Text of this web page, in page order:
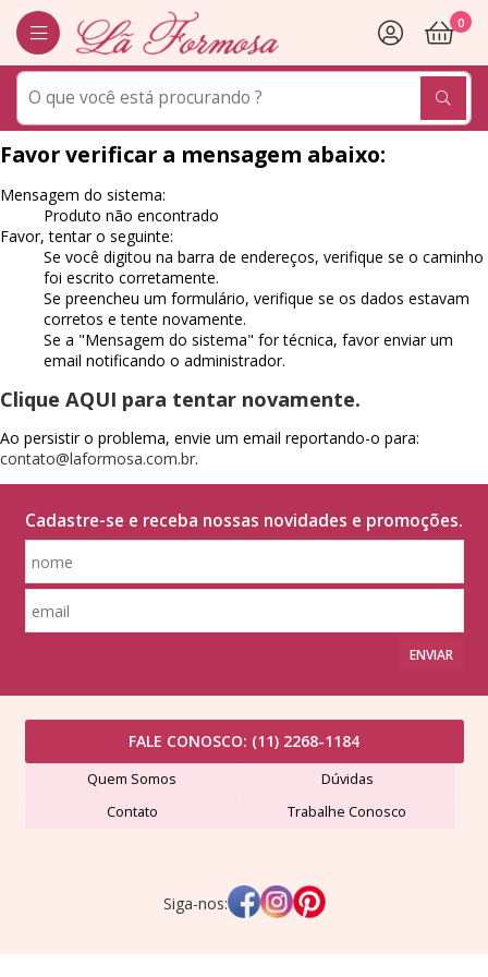
0
Favor verificar a mensagem abaixo:
Mensagem do sistema:
Produto não encontrado
Favor, tentar o seguinte:
Se você digitou na barra de endereços, verifique se o caminho
foi escrito corretamente.
Se preencheu um formulário, verifique se os dados estavam
corretos e tente novamente.
Se a "Mensagem do sistema" for técnica, favor enviar um
email notificando o administrador.
Clique AQUI para tentar novamente.
Ao persistir o problema, envie um email reportando-o para:
contato@laformosa.com.br.
Cadastre-se e receba nossas novidades e promoções.
ENVIAR
FALE CONOSCO: (11) 2268-1184
Quem Somos
Dúvidas
Contato
Trabalhe Conosco
Siga-nos: